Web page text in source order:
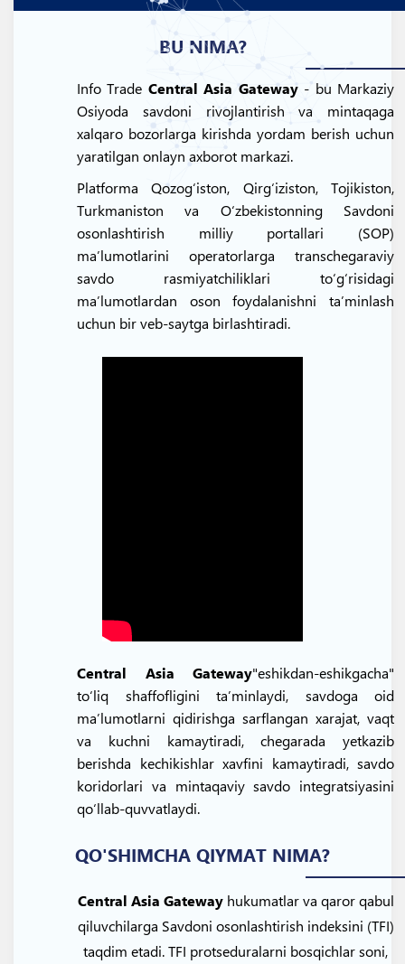
BU NIMA?
Info Trade Central Asia Gateway- bu Markaziy
Osiyoda savdoni rivojlantirish va mintaqaga
xalqaro bozorlarga kirishda yordam berish uchun
yaratilgan onlayn axborot markazi.
Platforma Qozogʻiston, Qirgʻiziston, Tojikiston,
Turkmaniston va Oʻzbekistonning Savdoni
osonlashtirish milliy portallari (SOP)
maʼlumotlarini operatorlarga transchegaraviy
savdo rasmiyatchiliklari toʻgʻrisidagi
maʼlumotlardan oson foydalanishni taʼminlash
uchun bir veb-saytga birlashtiradi.
Central Asia Gateway"eshikdan-eshikgacha"
to‘liq shaffofligini ta’minlaydi, savdoga oid
ma’lumotlarni qidirishga sarflangan xarajat, vaqt
va kuchni kamaytiradi, chegarada yetkazib
berishda kechikishlar xavfini kamaytiradi, savdo
koridorlari va mintaqaviy savdo integratsiyasini
qo‘llab-quvvatlaydi.
QO'SHIMCHA QIYMAT NIMA?
Central Asia Gatewayhukumatlar va qaror qabul
qiluvchilarga Savdoni osonlashtirish indeksini (TFI)
taqdim etadi. TFI protseduralarni bosqichlar soni,